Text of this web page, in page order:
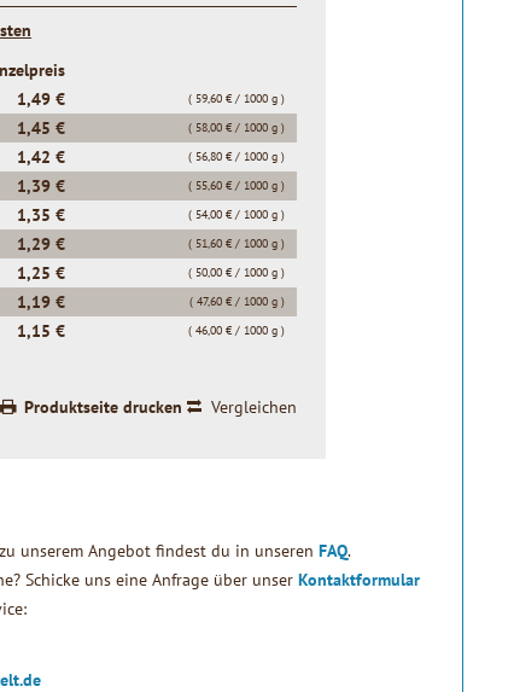
1,49 € ( 59,60 € / 1000 g )
1,45 € ( 58,00 € / 1000 g )
1,42 € ( 56,80 € / 1000 g )
1,39 € ( 55,60 € / 1000 g )
1,35 € ( 54,00 € / 1000 g )
1,29 € ( 51,60 € / 1000 g )
1,25 € ( 50,00 € / 1000 g )
1,19 € ( 47,60 € / 1000 g )
1,15 € ( 46,00 € / 1000 g )
Produktseite drucken Vergleichen
unserem Angebot findest du in unseren FAQ.
Schicke uns eine Anfrage über unser Kontaktformular